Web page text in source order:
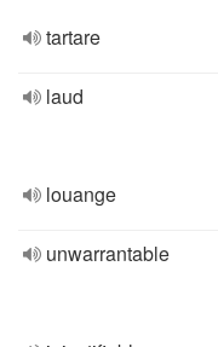
tartare
laud
louange
unwarrantable